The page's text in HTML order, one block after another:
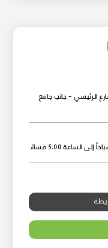
الرئيسي - جانب جامع